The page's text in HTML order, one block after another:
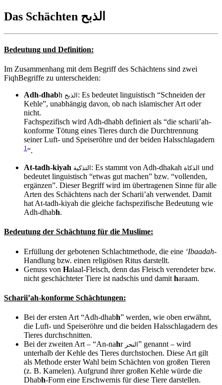
Das Schächten الذبح
Bedeutung und Definition:
Im Zusammenhang mit dem Begriff des Schächtens sind zwei
FiqhBegriffe zu unterscheiden:
Adh-dhabh الذبح : Es bedeutet linguistisch “Schneiden der
Kehle”, unabhängig davon, ob nach islamischer Art oder
nicht.
Fachspezifisch wird Adh-dhabh definiert als “die scharii’ah-
konforme Tötung eines Tieres durch die Durchtrennung
seiner Luft- und Speiseröhre und der beiden Halsschlagadern
1 “.
At-tadh-kiyah التذكية : Es stammt von Adh-dhakah الذكاة und
bedeutet linguistisch “etwas gut machen” bzw. “vollenden,
ergänzen”. Dieser Begriff wird im übertragenen Sinne für alle
Arten des Schächtens nach der Scharii’ah verwendet. Damit
hat At-tadh-kiyah die gleiche fachspezifische Bedeutung wie
Adh-dhabh.
Bedeutung der Schächtung für die Muslime:
Erfüllung der gebotenen Schlachtmethode, die eine ‘Ibaadah-
Handlung bzw. einen religiösen Ritus darstellt.
Genuss von Halaal-Fleisch, denn das Fleisch verendeter bzw.
nicht geschächteter Tiere ist nadschis und damit haraam.
Scharii’ah-konforme Schächtungen:
Bei der ersten Art “Adh-dhabh” werden, wie oben erwähnt,
die Luft- und Speiseröhre und die beiden Halsschlagadern des
Tieres durchschnitten.
Bei der zweiten Art – “An-nahr النحر” genannt – wird
unterhalb der Kehle des Tieres durchstochen. Diese Art gilt
als Methode erster Wahl beim Schächten von großen Tieren
(z. B. Kamelen). Aufgrund ihrer großen Kehle würde die
Dhabh-Form eine Erschwernis für diese Tiere darstellen.